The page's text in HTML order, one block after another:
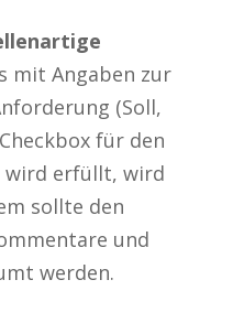
mit Angaben zur
(Soll,
für den
wird erfüllt, wird
sollte den
und
werden.